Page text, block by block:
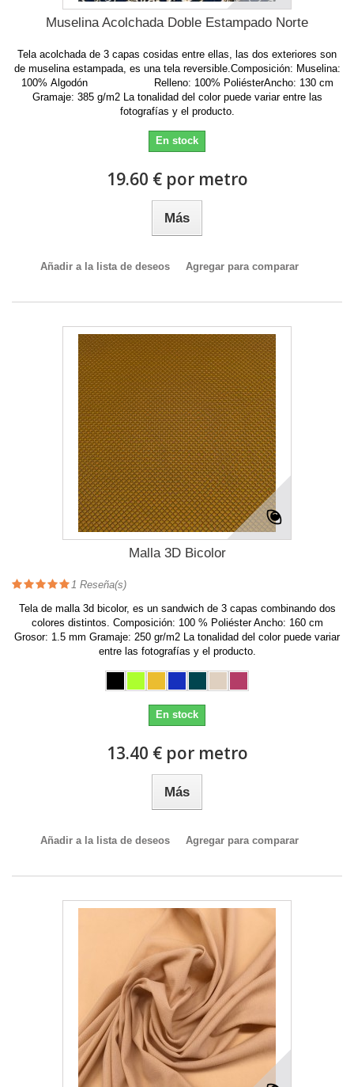
Muselina Acolchada Doble Estampado Norte
Tela acolchada de 3 capas cosidas entre ellas, las dos exteriores son
de muselina estampada, es una tela reversible.Composición: Muselina:
100% Algodón Relleno: 100% PoliésterAncho: 130 cm
Gramaje: 385 g/m2 La tonalidad del color puede variar entre las
fotografías y el producto.
En stock
19.60 € por metro
Más
Añadir a la lista de deseos Agregar para comparar
Malla 3D Bicolor
1 Reseña(s)
Tela de malla 3d bicolor, es un sandwich de 3 capas combinando dos
colores distintos. Composición: 100 % Poliéster Ancho: 160 cm
Grosor: 1.5 mm Gramaje: 250 gr/m2 La tonalidad del color puede variar
entre las fotografías y el producto.
En stock
13.40 € por metro
Más
Añadir a la lista de deseos Agregar para comparar